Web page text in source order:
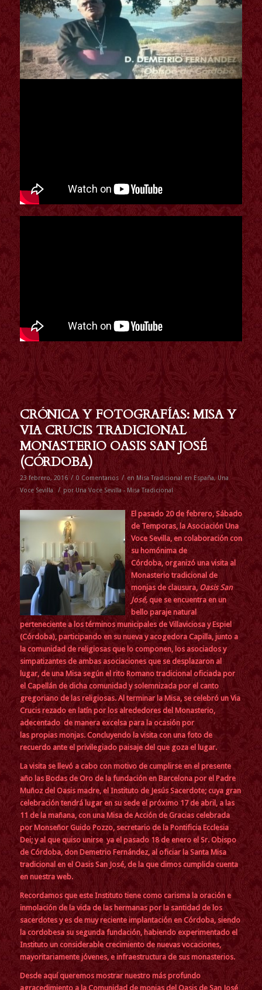
CRÓNICA Y FOTOGRAFÍAS: MISA Y
VIA CRUCIS TRADICIONAL
MONASTERIO OASIS SAN JOSÉ
(CÓRDOBA)
23 febrero, 2016 / 0 Comentarios / en Misa Tradicional en España, Una
Voce Sevilla
/ por Una Voce Sevilla - Misa Tradicional
El pasado 20 de febrero, Sábado
de Temporas, la Asociación Una
Voce Sevilla,en colaboración con
su homónima de
Córdoba, organizó una visita al
Monasterio tradicional de
monjas de clausura, Oasis San
José,que se encuentra en un
bello paraje natural
perteneciente a los términos municipales de Villaviciosa y Espiel
(Córdoba), participando en su nueva y acogedora Capilla, junto a
la comunidad de religiosas que lo componen, los asociados y
simpatizantes de ambas asociaciones que se desplazaron al
lugar, de una Misa según el rito Romano tradicional oficiada por
el Capellán de dicha comunidad y solemnizada por el canto
gregoriano de las religiosas. Al terminar la Misa, se celebró un Via
Crucis rezado en latín por los alrededores del Monasterio,
adecentado de manera excelsa para la ocasión por
las propias monjas. Concluyendo la visita con una foto de
recuerdo ante el privilegiado paisaje del que goza el lugar.
La visita se llevó a cabo con motivo de cumplirse en el presente
año las Bodas de Oro de la fundación en Barcelona por el Padre
Muñoz del Oasis madre, el Instituto de Jesús Sacerdote; cuya gran
celebración tendrá lugar en su sede el próximo 17 de abril, a las
11 de la mañana, con una Misa de Acción de Gracias celebrada
por Monseñor Guido Pozzo, secretario de la Pontificia Ecclesia
Dei; y al que quiso unirse ya el pasado 18 de enero el Sr. Obispo
de Córdoba, don Demetrio Fernández, al oficiar la Santa Misa
tradicional en el Oasis San José, de la que dimos cumplida cuenta
en nuestra web.
Recordamos que este Instituto tiene como carisma la oración e
inmolación de la vida de las hermanas por la santidad de los
sacerdotes y es de muy reciente implantación en Córdoba, siendo
la cordobesa su segunda fundación, habiendo experimentado el
Instituto un considerable crecimiento de nuevas vocaciones,
mayoritariamente jóvenes, e infraestructura de sus monasterios.
Desde aquí queremos mostrar nuestro más profundo
agracedimiento a la Comunidad de monjas del Oasis de San José